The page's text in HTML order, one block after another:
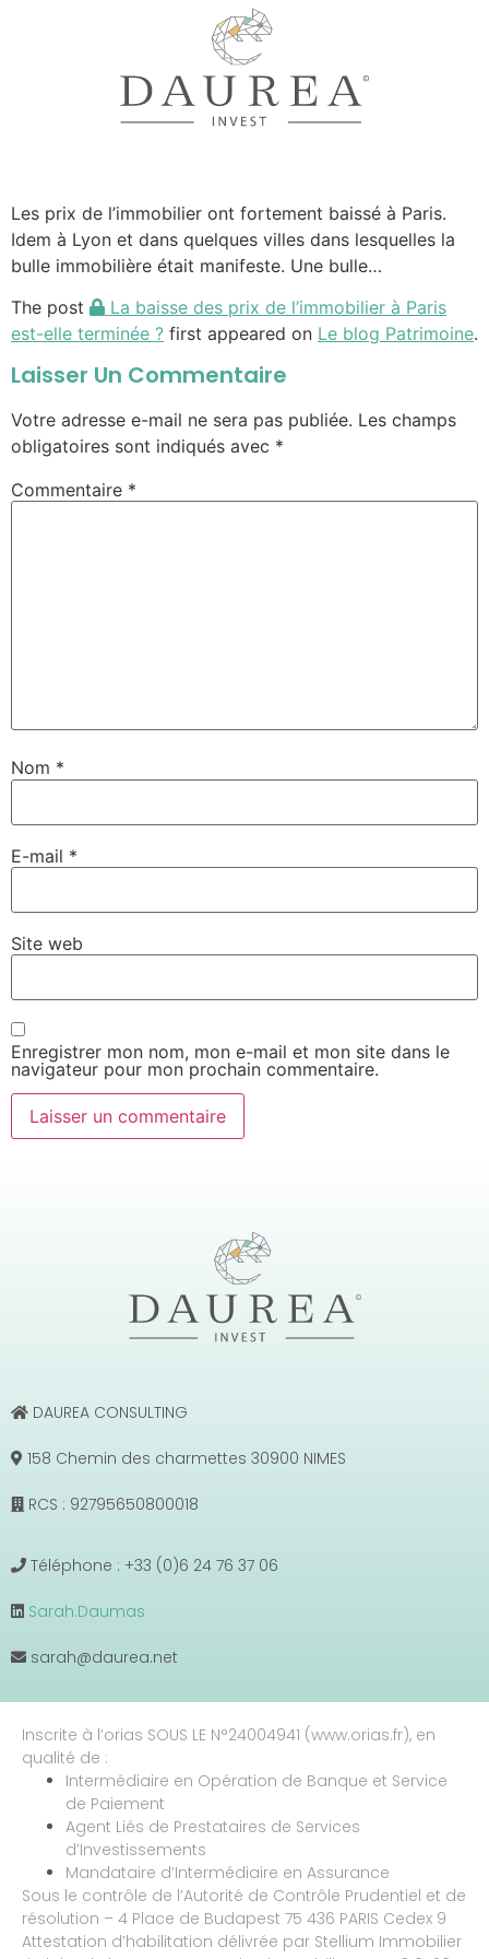
Les prix de l’immobilier ont fortement baissé à Paris.
Idem à Lyon et dans quelques villes dans lesquelles la
bulle immobilière était manifeste. Une bulle…
The post
La baisse des prix de l’immobilier à Paris
est-elle terminée ? first appeared on Le blog Patrimoine.
Laisser Un Commentaire
Votre adresse e-mail ne sera pas publiée. Les champs
obligatoires sont indiqués avec *
Commentaire *
Nom *
E-mail *
Site web
Enregistrer mon nom, mon e-mail et mon site dans le
navigateur pour mon prochain commentaire.
DAUREA CONSULTING
158 Chemin des charmettes 30900 NIMES
RCS : 92795650800018
Téléphone : +33 (0)6 24 76 37 06
Sarah.Daumas
sarah@daurea.net
Inscrite à l’orias SOUS LE N°24004941 (www.orias.fr), en
qualité de :
Intermédiaire en Opération de Banque et Service
de Paiement
Agent Liés de Prestataires de Services
d’Investissements
Mandataire d’Intermédiaire en Assurance
Sous le contrôle de l’Autorité de Contrôle Prudentiel et de
résolution – 4 Place de Budapest 75 436 PARIS Cedex 9
Attestation d’habilitation délivrée par Stellium Immobilier